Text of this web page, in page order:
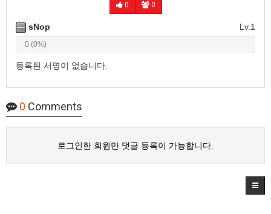
0 0
Lv.1
sNop
0 (0%)
등록된 서명이 없습니다.
0 Comments
로그인한 회원만 댓글 등록이 가능합니다.